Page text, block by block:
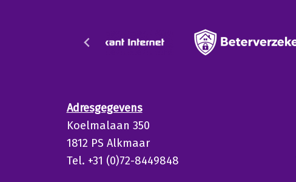
Adresgegevens
Koelmalaan 350
1812 PS Alkmaar
Tel. +31 (0)72-8449848